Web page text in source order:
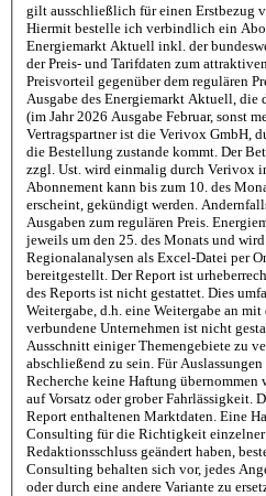
gilt ausschließlich für einen Erstbezug
Hiermit bestelle ich verbindlich ein
Energiemarkt Aktuell inkl. der
der Preis- und Tarifdaten zum
Preisvorteil gegenüber dem regulären
Ausgabe des Energiemarkt Aktuell, die
(im Jahr 2026 Ausgabe Februar, sonst
Vertragspartner ist die Verivox GmbH,
die Bestellung zustande kommt. Der
zzgl. Ust. wird einmalig durch Verivox
Abonnement kann bis zum 10. des
erscheint, gekündigt werden.
Ausgaben zum regulären Preis.
jeweils um den 25. des Monats und
Regionalanalysen als Excel-Datei per
bereitgestellt. Der Report ist
des Reports ist nicht gestattet. Dies
Weitergabe, d.h. eine Weitergabe an mit
verbundene Unternehmen ist nicht
Ausschnitt einiger Themengebiete zu
abschließend zu sein. Für
Recherche keine Haftung übernommen
auf Vorsatz oder grober Fahrlässigkeit.
Report enthaltenen Marktdaten. Eine
Consulting für die Richtigkeit einzelner
Redaktionsschluss geändert haben,
Consulting behalten sich vor, jedes
oder durch eine andere Variante zu